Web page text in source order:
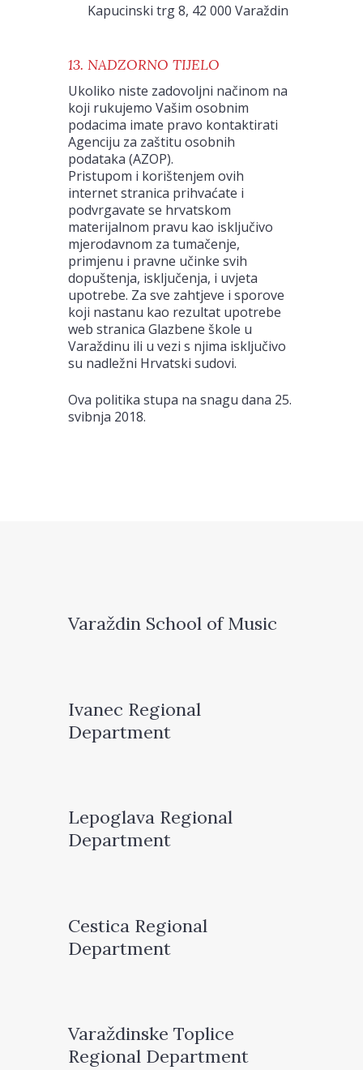
Kapucinski trg 8, 42 000 Varaždin
13. NADZORNO TIJELO
Ukoliko niste zadovoljni načinom na
koji rukujemo Vašim osobnim
podacima imate pravo kontaktirati
Agenciju za zaštitu osobnih
podataka (AZOP).
Pristupom i korištenjem ovih
internet stranica prihvaćate i
podvrgavate se hrvatskom
materijalnom pravu kao isključivo
mjerodavnom za tumačenje,
primjenu i pravne učinke svih
dopuštenja, isključenja, i uvjeta
upotrebe. Za sve zahtjeve i sporove
koji nastanu kao rezultat upotrebe
web stranica Glazbene škole u
Varaždinu ili u vezi s njima isključivo
su nadležni Hrvatski sudovi.
Ova politika stupa na snagu dana 25.
svibnja 2018.
Varaždin School of Music
Ivanec Regional
Department
Lepoglava Regional
Department
Cestica Regional
Department
Varaždinske Toplice
Regional Department